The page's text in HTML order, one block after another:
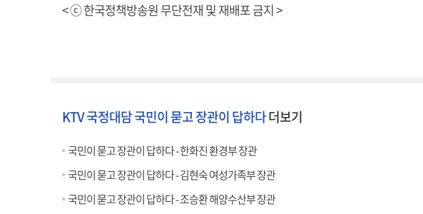
< ⓒ 한국정책방송원 무단전재 및 재배포 금지 >
KTV 국정대담 국민이 묻고 장관이 답하다더보기
국민이 묻고 장관이 답하다 - 한화진 환경부 장관
국민이 묻고 장관이 답하다 - 김현숙 여성가족부 장관
국민이 묻고 장관이 답하다 - 조승환 해양수산부 장관